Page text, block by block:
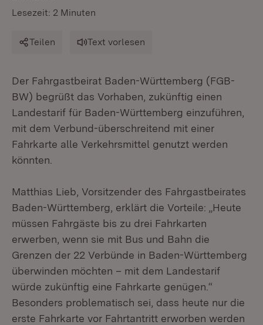
Lesezeit: 2 Minuten
Teilen Text vorlesen
Der Fahrgastbeirat Baden-Württemberg (FGB-
BW) begrüßt das Vorhaben, zukünftig einen
Landestarif für Baden-Württemberg einzuführen,
mit dem Verbund-überschreitend mit einer
Fahrkarte alle Verkehrsmittel genutzt werden
könnten.
Matthias Lieb, Vorsitzender des Fahrgastbeirates
Baden-Württemberg, erklärt die Vorteile: „Heute
müssen Fahrgäste bis zu drei Fahrkarten
erwerben, wenn sie mit Bus und Bahn die
Grenzen der 22 Verbünde in Baden-Württemberg
überwinden möchten – mit dem Landestarif
würde zukünftig eine Fahrkarte genügen.“
Besonders problematisch sei, dass heute nur die
erste Fahrkarte vor Fahrtantritt erworben werden